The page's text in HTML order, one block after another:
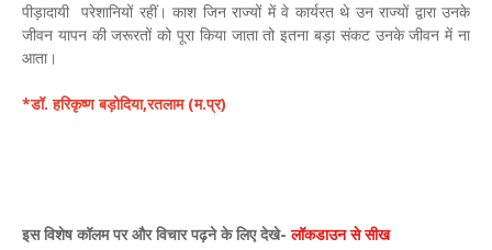
पीड़ादायी परेशानियों रहीं। काश जिन राज्यों में वे कार्यरत थे उन राज्यों द्वारा उनके
जीवन यापन की जरूरतों को पूरा किया जाता तो इतना बड़ा संकट उनके जीवन में ना
आता।
*डॉ. हरिकृष्ण बड़ोदिया,रतलाम (म.प्र)
इस विशेष कॉलम पर और विचार पढ़ने के लिए देखे- लॉकडाउन से सीख